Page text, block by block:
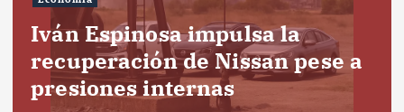
Iván Espinosa impulsa la
recuperación de Nissan pese a
presiones internas